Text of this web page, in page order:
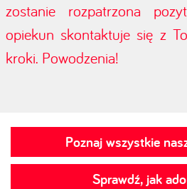
zostanie rozpatrzona
opiekun skontaktuje się z
kroki. Powodzenia!
Poznaj wszystkie
Sprawdź, jak